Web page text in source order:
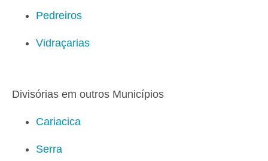
Pedreiros
Vidraçarias
Divisórias em outros Municípios
Cariacica
Serra